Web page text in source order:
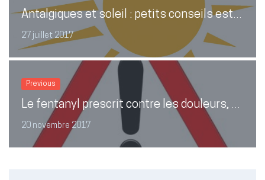
Antalgiques et soleil : petits conseils estivaux
27 juillet 2017
Previous
Le fentanyl prescrit contre les douleurs, médicament ou drogue ?
20 novembre 2017